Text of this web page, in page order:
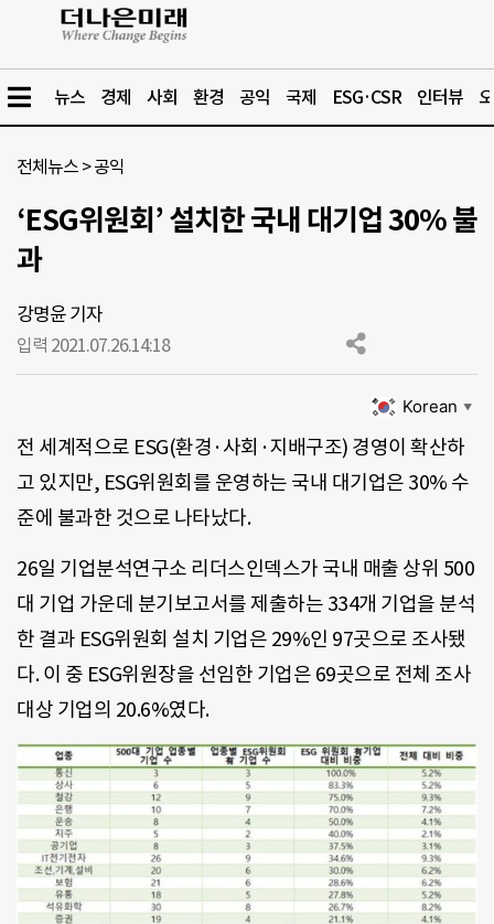
뉴스 경제 사회 환경 공익 국제 ESG·CSR 인터뷰
전체뉴스 >공익
‘ESG위원회’ 설치한 국내 대기업 30% 불
과
강명윤 기자
입력 2021.07.26.14:18
Korean ▼
전 세계적으로 ESG(환경·사회·지배구조) 경영이 확산하
고 있지만, ESG위원회를 운영하는 국내 대기업은 30% 수
준에 불과한 것으로 나타났다.
26일 기업분석연구소 리더스인덱스가 국내 매출 상위 500
대 기업 가운데 분기보고서를 제출하는 334개 기업을 분석
한 결과 ESG위원회 설치 기업은 29%인 97곳으로 조사됐
다. 이 중 ESG위원장을 선임한 기업은 69곳으로 전체 조사
대상 기업의 20.6%였다.